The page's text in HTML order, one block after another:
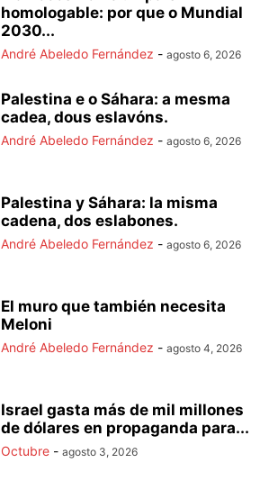
homologable: por que o Mundial
2030...
André Abeledo Fernández - agosto 6, 2026
Palestina e o Sáhara: a mesma
cadea, dous eslavóns.
André Abeledo Fernández - agosto 6, 2026
Palestina y Sáhara: la misma
cadena, dos eslabones.
André Abeledo Fernández - agosto 6, 2026
El muro que también necesita
Meloni
André Abeledo Fernández - agosto 4, 2026
Israel gasta más de mil millones
de dólares en propaganda para...
Octubre - agosto 3, 2026